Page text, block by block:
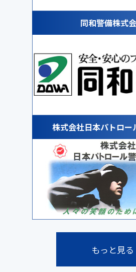
同和警備株式
株式会社日本パトロー
もっと見る